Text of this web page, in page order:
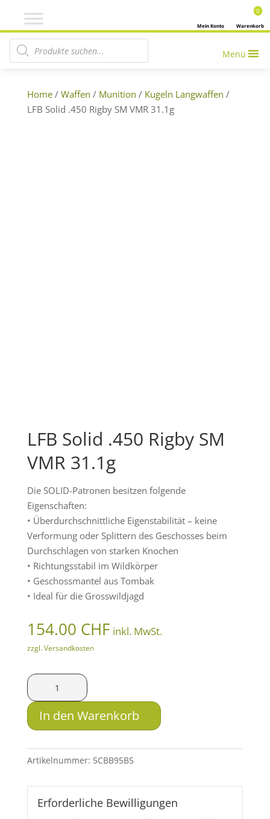
Warenkorb
0
Mein Konto
Products search
Menü
Home/ Waffen / Munition / Kugeln Langwaffen /
LFB Solid .450 Rigby SM VMR 31.1g
LFB Solid .450 Rigby SM
VMR 31.1g
Die SOLID-Patronen besitzen folgende
Eigenschaften:
• Überdurchschnittliche Eigenstabilität – keine
Verformung oder Splittern des Geschosses beim
Durchschlagen von starken Knochen
• Richtungsstabil im Wildkörper
• Geschossmantel aus Tombak
• Ideal für die Grosswildjagd
154.00 CHF inkl. MwSt.
zzgl. Versandkosten
LFB
Solid
.450
Rigby
VMR
Menge
In den Warenkorb
Artikelnummer: 5CBB95B5
Erforderliche Bewilligungen